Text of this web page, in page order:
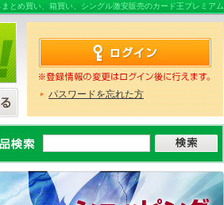
とめ買い、箱買い、シングル激安販売のカード王プレミアム
パスワードを忘れた方